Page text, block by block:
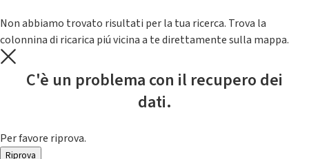
Non abbiamo trovato risultati per la tua ricerca. Trova la
colonnina di ricarica piú vicina a te direttamente sulla mappa.
C'è un problema con il recupero dei
dati.
Per favore riprova.
Riprova